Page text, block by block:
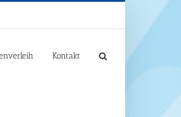
Kontakt